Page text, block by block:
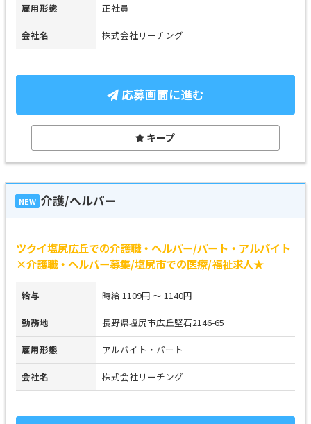
雇用形態 正社員
会社名 株式会社リーチング
応募画面に進む
キープ
NEW 介護/ヘルパー
ツクイ塩尻広丘での介護職・ヘルパー/パート・アルバイト
×介護職・ヘルパー募集/塩尻市での医療/福祉求人★
給与 時給 1109円 ～ 1140円
勤務地 長野県塩尻市広丘堅石2146-65
雇用形態 アルバイト・パート
会社名 株式会社リーチング